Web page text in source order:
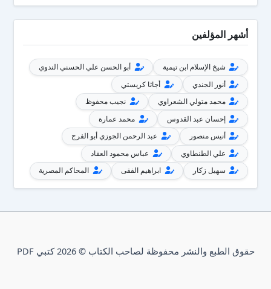
أشهر المؤلفين
شيخ الإسلام ابن تيمية
أبو الحسن علي الحسني الندوي
أنور الجندي
أجاثا كريستي
محمد متولي الشعراوي
نجيب محفوظ
إحسان عبد القدوس
محمد عمارة
أنيس منصور
عبد الرحمن الجوزي أبو الفرج
علي الطنطاوي
عباس محمود العقاد
سهيل زكار
ابراهيم الفقى المحاكم المصرية
حقوق الطبع والنشر محفوظة لصاحب الكتاب © 2026 كتبي PDF